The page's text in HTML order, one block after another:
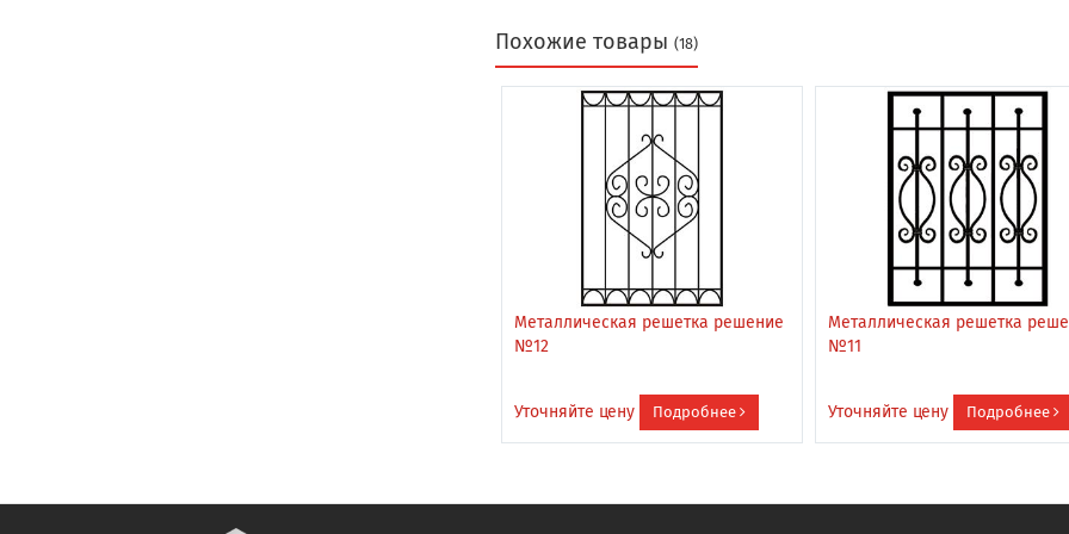
Похожие товары (18)
Металлическая решетка решение
№12
Уточняйте цену Подробнее
Металлическая решетка
№11
Уточняйте цену Подробнее